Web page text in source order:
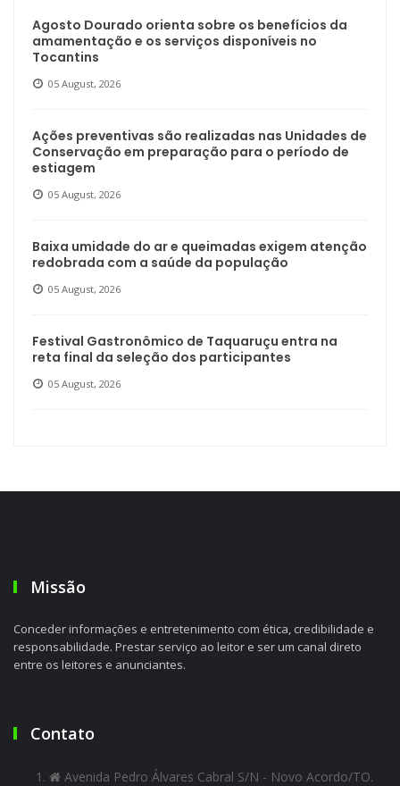
Agosto Dourado orienta sobre os benefícios da
amamentação e os serviços disponíveis no
Tocantins
05 August, 2026
Ações preventivas são realizadas nas Unidades de
Conservação em preparação para o período de
estiagem
05 August, 2026
Baixa umidade do ar e queimadas exigem atenção
redobrada com a saúde da população
05 August, 2026
Festival Gastronômico de Taquaruçu entra na
reta final da seleção dos participantes
05 August, 2026
Missão
Conceder informações e entretenimento com ética, credibilidade e
responsabilidade. Prestar serviço ao leitor e ser um canal direto
entre os leitores e anunciantes.
Contato
Avenida Pedro Álvares Cabral S/N - Novo Acordo/TO.